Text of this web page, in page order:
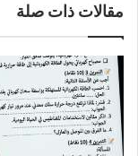
مقالات ذات صلة